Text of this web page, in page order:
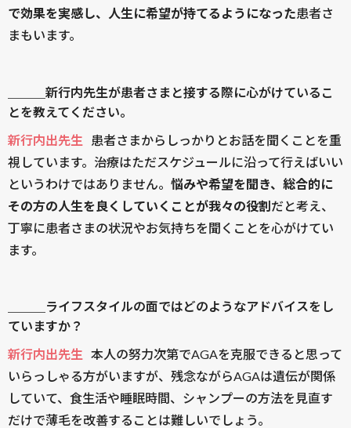
で効果を実感し、人生に希望が持てるようになった患者さ
まもいます。
＿＿＿新行内先生が患者さまと接する際に心がけているこ
とを教えてください。
新行内出先生
患者さまからしっかりとお話を聞くことを重
視しています。治療はただスケジュールに沿って行えばいい
というわけではありません。 悩みや希望を聞き、総合的に
その方の人生を良くしていくことが我々の役割だと考え、
丁寧に患者さまの状況やお気持ちを聞くことを心がけてい
ます。
＿＿＿ライフスタイルの面ではどのようなアドバイスをし
ていますか？
新行内出先生 本人の努力次第でAGAを克服できると思って
いらっしゃる方がいますが、残念ながらAGAは遺伝が関係
していて、食生活や睡眠時間、シャンプーの方法を見直す
だけで薄毛を改善することは難しいでしょう。